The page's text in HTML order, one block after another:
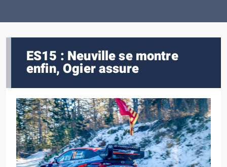
ES15 : Neuville se montre
enfin, Ogier assure